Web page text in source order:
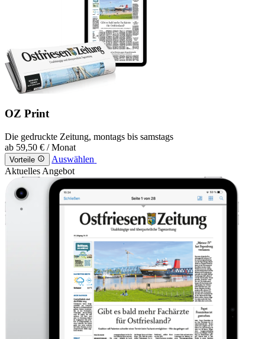
OZ Print
Die gedruckte Zeitung, montags bis samstags
ab 59,50 € / Monat
Vorteile
Auswählen
Aktuelles Angebot